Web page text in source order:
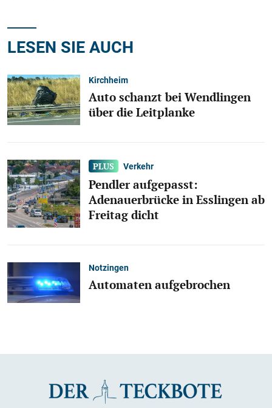
LESEN SIE AUCH
Kirchheim
Auto schanzt bei Wendlingen
über die Leitplanke
Verkehr
Pendler aufgepasst:
Adenauerbrücke in Esslingen ab
Freitag dicht
Notzingen
Automaten aufgebrochen